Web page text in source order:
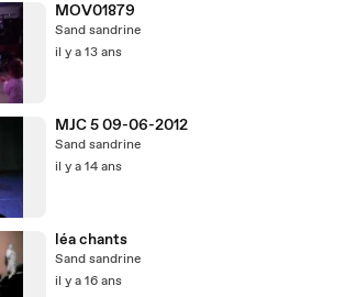
MOV01879
Sand sandrine
il y a 13 ans
MJC 5 09-06-2012
Sand sandrine
il y a 14 ans
léa chants
Sand sandrine
il y a 16 ans